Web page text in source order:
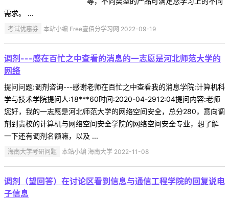
需求。 ...
考试优惠券 本站小编 Free壹佰分学习网 2022-09-19
调剂---感在百忙之中查看的消息的一志愿是河北师范大学的
网络
提问问题:调剂咨询---感谢老师在百忙之中查看我的消息学院:计算机科
学与技术学院提问人:18***60时间:2020-04-2912:04提问内容:老师
您好，我的一志愿是河北师范大学的网络空间安全，总分280，意向调
剂到贵校的计算机与网络空间安全学院的网络空间安全专业，想了解
一下还有调剂名额嘛，以及 ...
海南大学考研问题 本站小编 海南大学 2022-11-08
调剂（望回答）在讨论区看到信息与通信工程学院的回复说电
子信息